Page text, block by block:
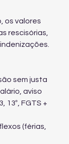
os valores
rescisórias,
sem justa
aviso
13º, FGTS +
(férias,